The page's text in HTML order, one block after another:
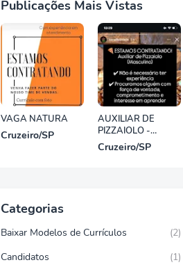
Publicações Mais Vistas
VAGA NATURA
Cruzeiro/SP
AUXILIAR DE
PIZZAIOLO -
PINDAMONHANG
ABA/SP
Cruzeiro/SP
Categorias
Baixar Modelos de Currículos
(2)
Candidatos
(1)